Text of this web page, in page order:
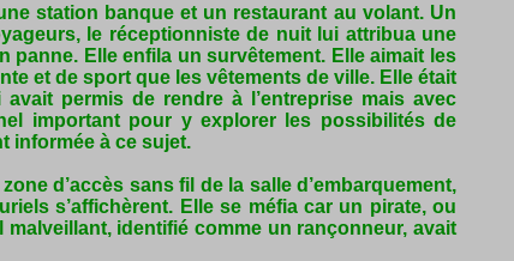
station banque et un restaurant au volant. Un
le réceptionniste de nuit lui attribua une
panne. Elle enfila un survêtement. Elle aimait les
et de sport que les vêtements de ville. Elle était
permis de rendre à l’entreprise mais avec
important pour y explorer les possibilités de
informée à ce sujet.
d’accès sans fil de la salle d’embarquement,
s’affichèrent. Elle se méfia car un pirate, ou
identifié comme un rançonneur, avait